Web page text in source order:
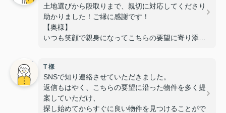
土地選びから段取りまで、親切に対応してくださり
助かりました！ご縁に感謝です！
【奥様】
いつも笑顔で親身になってこちらの要望に寄り添っ
また、いつも対応が迅速で丁寧なのでスムーズに手
続きを進めることができました。
無事に素敵な物件に出会うことが出来て感謝してい
ます！
T 様
SNSで知り連絡させていただきました。
返信もはやく、こちらの要望に沿った物件を多く提
案していただけ、
探し始めてからすぐに良い物件を見つけることがで